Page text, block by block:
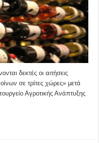
δεκτές οι αιτήσεις
σε τρίτες χώρες» μετά
Αγροτικής Ανάπτυξης